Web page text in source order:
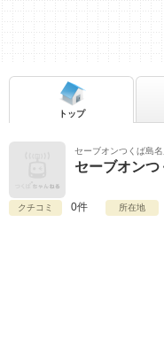
セーブオンつくば島
セーブオンつ
クチコミ 0件 所在地
トップ